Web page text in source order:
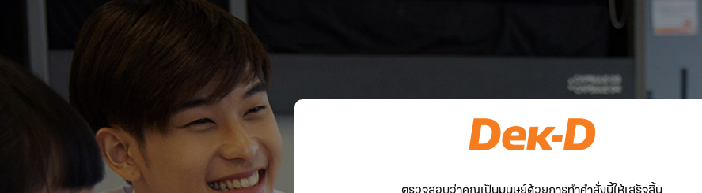
ตรวจสอบว่าคุณเป็นมนุษย์ด้วยการทำคำสั่งนี้ให้เสร็จสิ้น